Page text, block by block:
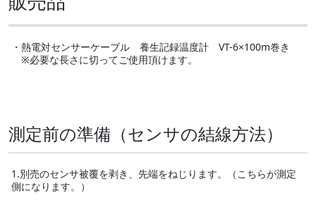
・熱電対センサーケーブル 養生記録温度計 VT-6×100m巻き
※必要な長さに切ってご使用頂けます。
測定前の準備（センサの結線方法）
1.別売のセンサ被覆を剥き、先端をねじります。（こちらが測定
側になります。）